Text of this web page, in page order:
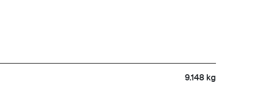
9.148 kg